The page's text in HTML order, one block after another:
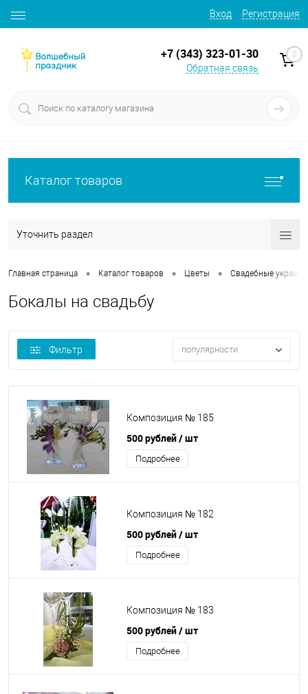
Вход Регистрация
+7 (343) 323-01-30
Обратная связь
0
Каталог товаров
Уточнить раздел
Главная страница • Каталог товаров • Цветы • Свадебные
Бокалы на свадьбу
Фильтр популярности
Композиция № 185
500 рублей/ шт
Подробнее
Композиция № 182
500 рублей/ шт
Подробнее
Композиция № 183
500 рублей/ шт
Подробнее